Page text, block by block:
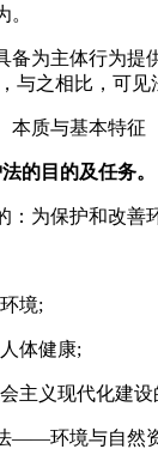
主体行为提供
与之相比，可见
质与基本特征
的目的及任务。
保护和改善环
境;
体健康;
义现代化建设
环境与自然